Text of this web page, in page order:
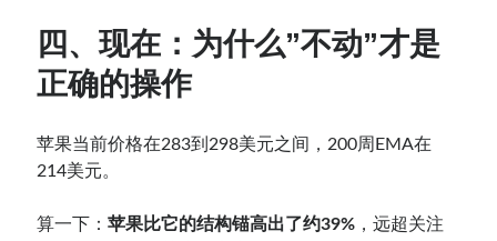
四、现在：为什么”不动”才是
正确的操作
苹果当前价格在283到298美元之间，200周EMA在
214美元。
算一下：苹果比它的结构锚高出了约39% ，远超关注